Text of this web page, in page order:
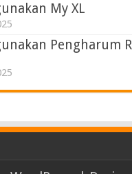
My XL
Pengharum